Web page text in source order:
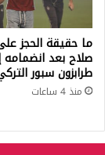
ما حقيقة الحجز
صلاح بعد انضمامه
طرابزون سبور
منذ 4 ساعات